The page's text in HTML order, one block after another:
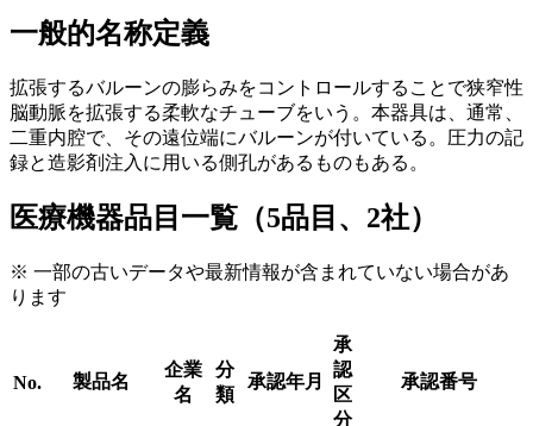
一般的名称定義
拡張するバルーンの膨らみをコントロールすることで狭窄性
脳動脈を拡張する柔軟なチューブをいう。本器具は、通常、
二重内腔で、その遠位端にバルーンが付いている。圧力の記
録と造影剤注入に用いる側孔があるものもある。
医療機器品目一覧（5品目、2社）
※ 一部の古いデータや最新情報が含まれていない場合があ
ります
No. 製品名
企業
名
分
類
承認年月
承
認
区
分
承認番号